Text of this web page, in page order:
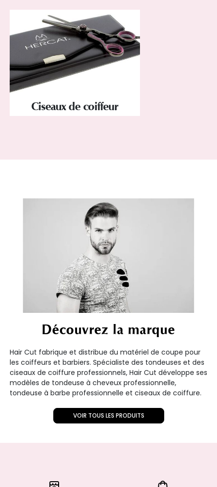
Ciseaux de coiffeur
Découvrez la marque
Hair Cut fabrique et distribue du matériel de coupe pour
les coiffeurs et barbiers. Spécialiste des tondeuses et des
ciseaux de coiffure professionnels, Hair Cut développe ses
modèles de tondeuse à cheveux professionnelle,
tondeuse à barbe professionnelle et ciseaux de coiffure.
VOIR TOUS LES PRODUITS